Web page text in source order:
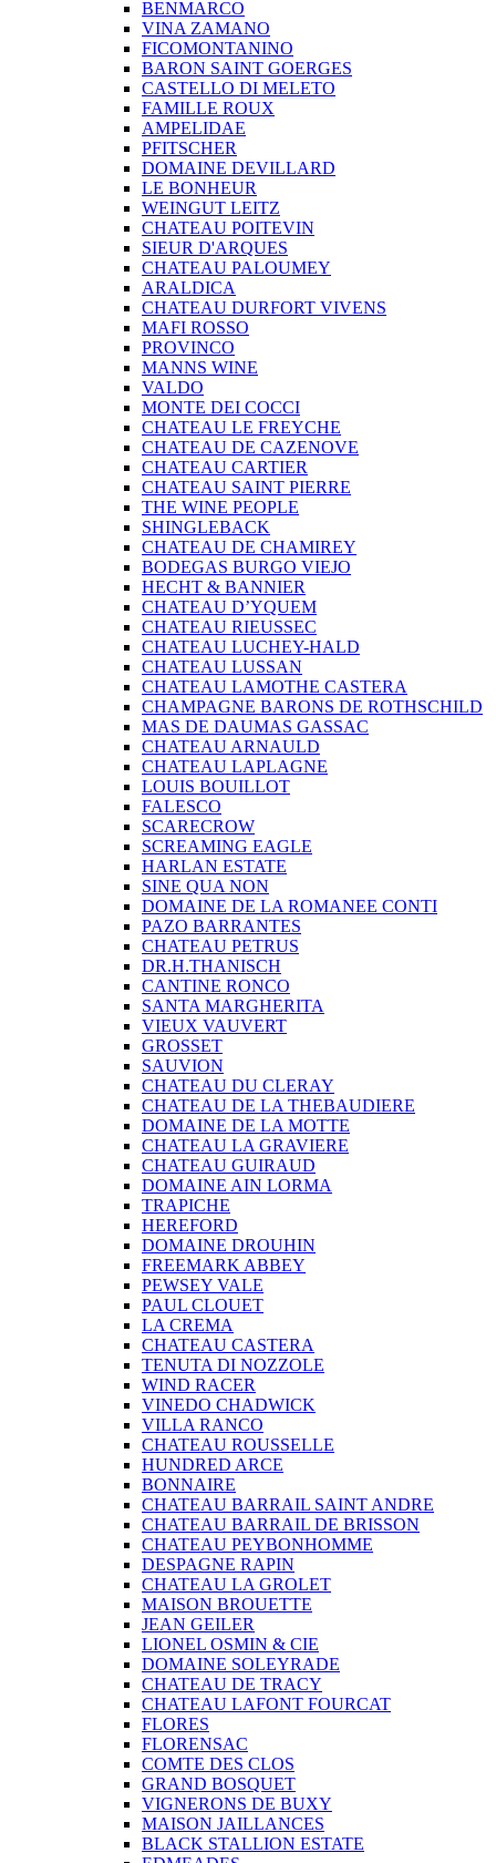
BENMARCO
VINA ZAMANO
FICOMONTANINO
BARON SAINT GOERGES
CASTELLO DI MELETO
FAMILLE ROUX
AMPELIDAE
PFITSCHER
DOMAINE DEVILLARD
LE BONHEUR
WEINGUT LEITZ
CHATEAU POITEVIN
SIEUR D'ARQUES
CHATEAU PALOUMEY
ARALDICA
CHATEAU DURFORT VIVENS
MAFI ROSSO
PROVINCO
MANNS WINE
VALDO
MONTE DEI COCCI
CHATEAU LE FREYCHE
CHATEAU DE CAZENOVE
CHATEAU CARTIER
CHATEAU SAINT PIERRE
THE WINE PEOPLE
SHINGLEBACK
CHATEAU DE CHAMIREY
BODEGAS BURGO VIEJO
HECHT & BANNIER
CHATEAU D’YQUEM
CHATEAU RIEUSSEC
CHATEAU LUCHEY-HALD
CHATEAU LUSSAN
CHATEAU LAMOTHE CASTERA
CHAMPAGNE BARONS DE ROTHSCHILD
MAS DE DAUMAS GASSAC
CHATEAU ARNAULD
CHATEAU LAPLAGNE
LOUIS BOUILLOT
FALESCO
SCARECROW
SCREAMING EAGLE
HARLAN ESTATE
SINE QUA NON
DOMAINE DE LA ROMANEE CONTI
PAZO BARRANTES
CHATEAU PETRUS
DR.H.THANISCH
CANTINE RONCO
SANTA MARGHERITA
VIEUX VAUVERT
GROSSET
SAUVION
CHATEAU DU CLERAY
CHATEAU DE LA THEBAUDIERE
DOMAINE DE LA MOTTE
CHATEAU LA GRAVIERE
CHATEAU GUIRAUD
DOMAINE AIN LORMA
TRAPICHE
HEREFORD
DOMAINE DROUHIN
FREEMARK ABBEY
PEWSEY VALE
PAUL CLOUET
LA CREMA
CHATEAU CASTERA
TENUTA DI NOZZOLE
WIND RACER
VINEDO CHADWICK
VILLA RANCO
CHATEAU ROUSSELLE
HUNDRED ARCE
BONNAIRE
CHATEAU BARRAIL SAINT ANDRE
CHATEAU BARRAIL DE BRISSON
CHATEAU PEYBONHOMME
DESPAGNE RAPIN
CHATEAU LA GROLET
MAISON BROUETTE
JEAN GEILER
LIONEL OSMIN & CIE
DOMAINE SOLEYRADE
CHATEAU DE TRACY
CHATEAU LAFONT FOURCAT
FLORES
FLORENSAC
COMTE DES CLOS
GRAND BOSQUET
VIGNERONS DE BUXY
MAISON JAILLANCES
BLACK STALLION ESTATE